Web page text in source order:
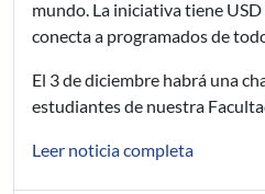
mundo. La iniciativa tiene
conecta a programados de
El 3 de diciembre habrá una
estudiantes de nuestra
Leer noticia completa